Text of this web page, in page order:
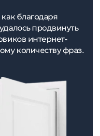
благодаря
продвинуть
интернет-
количеству фраз.